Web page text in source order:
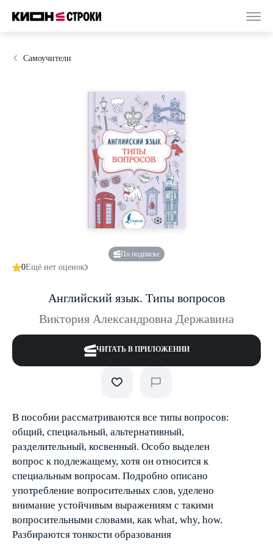
Самоучители
По подписке
0Ещё нет оценок
Английский язык. Типы вопросов
Виктория Александровна Державина
ЧИТАТЬ В ПРИЛОЖЕНИИ
В пособии рассматриваются все типы вопросов:
общий, специальный, альтернативный,
разделительный, косвенный. Особо выделен
вопрос к подлежащему, хотя он относится к
специальным вопросам. Подробно описано
употребление вопросительных слов, уделено
внимание устойчивым выражениям с такими
вопросительными словами, как what, why, how.
Разбираются тонкости образования